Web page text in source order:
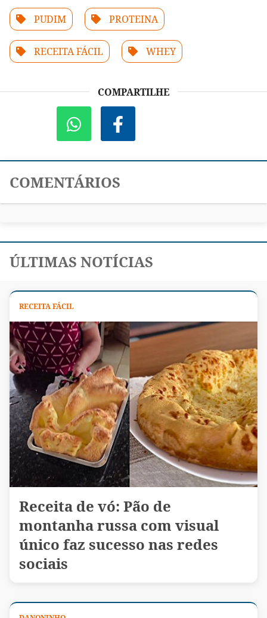
PUDIM PROTEINA
RECEITA FÁCIL WHEY
COMPARTILHE
COMENTÁRIOS
ÚLTIMAS NOTÍCIAS
RECEITA FÁCIL
Receita de vó: Pão de
montanha russa com visual
único faz sucesso nas redes
sociais